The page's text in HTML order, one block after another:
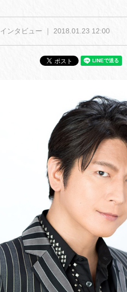
インタビュー ｜ 2018.01.23 12:00